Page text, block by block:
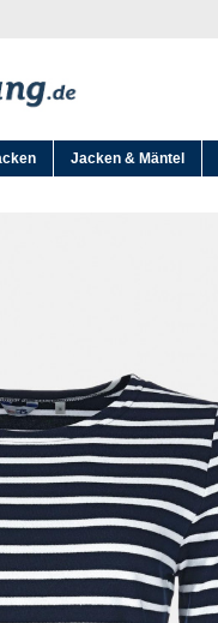
Jacken & Mäntel